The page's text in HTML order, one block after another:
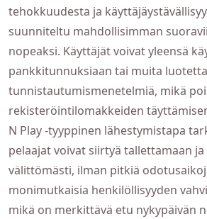
tehokkuudesta ja
suunniteltu mahdollisimman
nopeaksi. Käyttäjät voivat yleensä
pankkitunnuksiaan tai muita
tunnistautumismenetelmiä, mikä
rekisteröintilomakkeiden
N Play -tyyppinen lähestymistapa
pelaajat voivat siirtyä tallettamaan ja
välittömästi, ilman pitkiä
monimutkaisia henkilöllisyyden
mikä on merkittävä etu nykypäivän